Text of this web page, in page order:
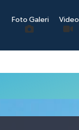
Foto Galeri Video